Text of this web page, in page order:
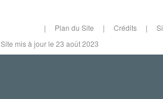
| Plan du Site | Crédits |
Site mis à jour le 23 août 2023